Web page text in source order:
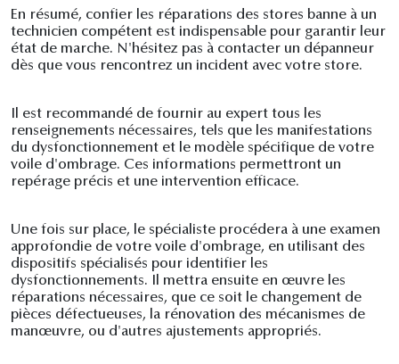
En résumé, confier les réparations des stores banne à un
technicien compétent est indispensable pour garantir leur
état de marche. N'hésitez pas à contacter un dépanneur
dès que vous rencontrez un incident avec votre store.
Il est recommandé de fournir au expert tous les
renseignements nécessaires, tels que les manifestations
du dysfonctionnement et le modèle spécifique de votre
voile d'ombrage. Ces informations permettront un
repérage précis et une intervention efficace.
Une fois sur place, le spécialiste procédera à une examen
approfondie de votre voile d'ombrage, en utilisant des
dispositifs spécialisés pour identifier les
dysfonctionnements. Il mettra ensuite en œuvre les
réparations nécessaires, que ce soit le changement de
pièces défectueuses, la rénovation des mécanismes de
manœuvre, ou d'autres ajustements appropriés.